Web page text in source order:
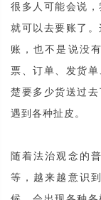
很多人可能会说
就可以去要账了
账，也不是说没
票、订单、发货
楚要多少货送过
遇到各种扯皮。
随着法治观念的
等，越来越意识